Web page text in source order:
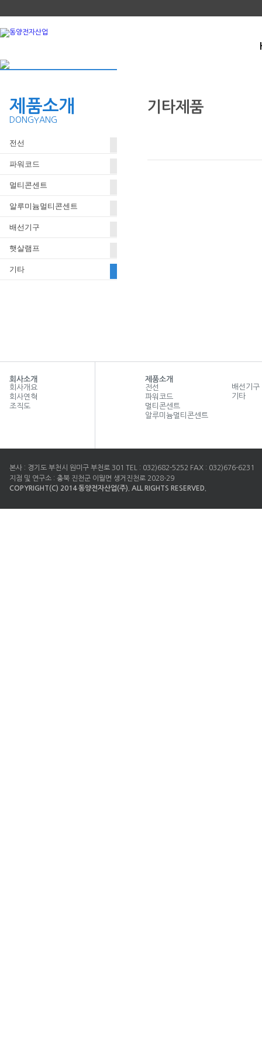
제품소개
DONGYANG
전선
파워코드
멀티콘센트
알루미늄멀티콘센트
배선기구
햇살램프
기타
기타제품
회사소개
회사개요
회사연혁
조직도
제품소개
전선
파워코드
멀티콘센트
알루미늄멀티콘센트
배선기구
기타
본사 : 경기도 부천시 원미구 부천로 301 TEL : 032)682-5252 FAX : 032)676-6231
지점 및 연구소 : 충북 진천군 이월면 생거진천로 2028-29
COPYRIGHT(C) 2014 동양전자산업(주). ALL RIGHTS RESERVED.